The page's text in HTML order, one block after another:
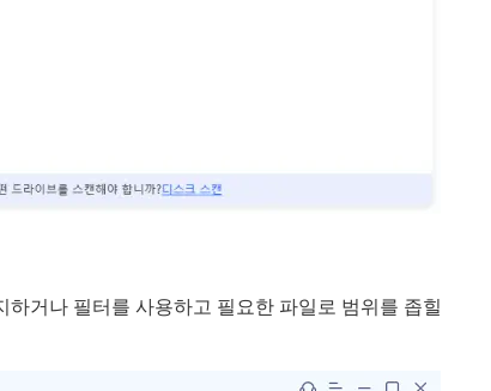
거나 필터를 사용하고 필요한 파일로 범위를 좁힐